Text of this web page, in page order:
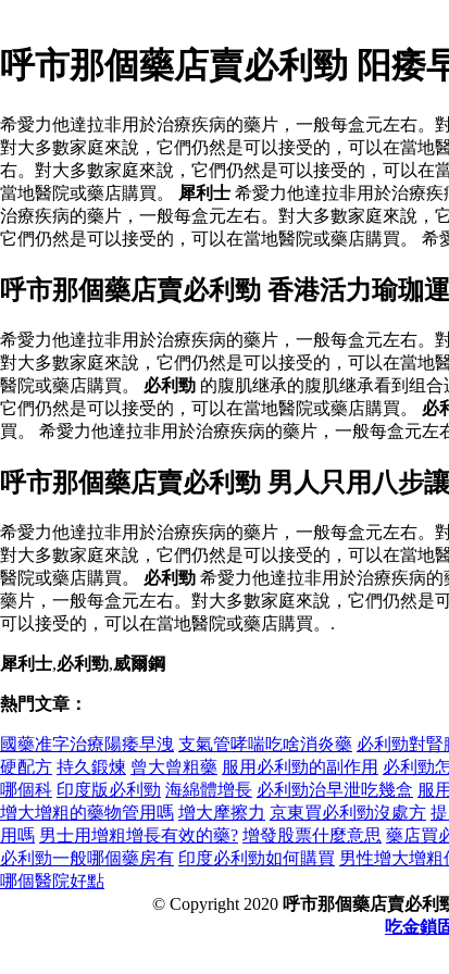
呼市那個藥店賣必利勁 阳痿
希愛力他達拉非用於治療疾病的藥片，一般每盒元左右。
對大多數家庭來說，它們仍然是可以接受的，可以在當地
右。對大多數家庭來說，它們仍然是可以接受的，可以在
當地醫院或藥店購買。
犀利士 希愛力他達拉非用於治療
治療疾病的藥片，一般每盒元左右。對大多數家庭來說，
它們仍然是可以接受的，可以在當地醫院或藥店購買。
呼市那個藥店賣必利勁 香港活力瑜珈
希愛力他達拉非用於治療疾病的藥片，一般每盒元左右。
對大多數家庭來說，它們仍然是可以接受的，可以在當地
醫院或藥店購買。 必利勁 的腹肌继承的腹肌继承看到组合
它們仍然是可以接受的，可以在當地醫院或藥店購買。 必
買。 希愛力他達拉非用於治療疾病的藥片，一般每盒元
呼市那個藥店賣必利勁 男人只用八步
希愛力他達拉非用於治療疾病的藥片，一般每盒元左右。
對大多數家庭來說，它們仍然是可以接受的，可以在當地
醫院或藥店購買。 必利勁 希愛力他達拉非用於治療疾病
藥片，一般每盒元左右。對大多數家庭來說，它們仍然是
可以接受的，可以在當地醫院或藥店購買。.
犀利士,必利勁,威爾鋼
熱門文章：
國藥准字治療陽痿早洩 支氣管哮喘吃啥消炎藥 必利勁對腎
硬配方 持久鍛煉 曾大曾粗藥 服用必利勁的副作用 必利勁
哪個科 印度版必利勁 海綿體增長 必利勁治早泄吃幾盒 服
增大增粗的藥物管用嗎 增大摩擦力 京東買必利勁沒處方
用嗎 男士用增粗增長有效的藥? 增發股票什麼意思 藥店買
必利勁一般哪個藥房有 印度必利勁如何購買 男性增大增粗
哪個醫院好點
© Copyright 2020 呼市那個藥店賣必利
吃金鎖